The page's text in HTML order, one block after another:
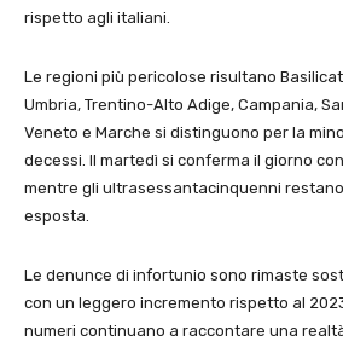
rispetto agli italiani.
Le regioni più pericolose risultano
Umbria, Trentino-Alto Adige, Campania,
Veneto e Marche si distinguono per la
decessi. Il martedì si conferma il giorno
mentre gli ultrasessantacinquenni
esposta.
Le denunce di infortunio sono rimaste
con un leggero incremento rispetto al
numeri continuano a raccontare una